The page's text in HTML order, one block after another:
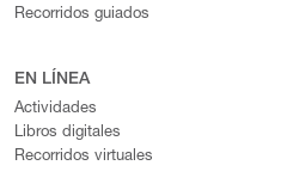
Recorridos guiados
EN LÍNEA
Actividades
Libros digitales
Recorridos virtuales